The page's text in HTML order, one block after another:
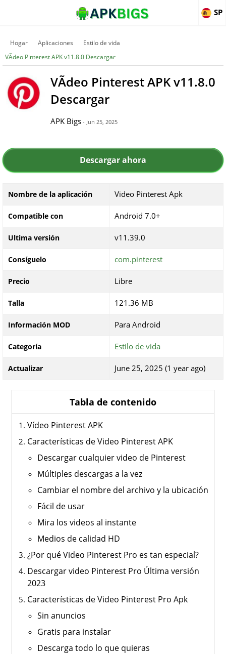
SP
Hogar Aplicaciones
Estilo de vida
VÃ­deo Pinterest APK v11.8.0 Descargar
VÃ­deo Pinterest APK v11.8.0
Descargar
APK Bigs - Jun 25, 2025
Descargar ahora
Nombre de la aplicación Video Pinterest Apk
Compatible con Android 7.0+
Ultima versión v11.39.0
Consíguelo com.pinterest
Precio Libre
Talla 121.36 MB
Información MOD Para Android
Categoría Estilo de vida
Actualizar June 25, 2025 (1 year ago)
Tabla de contenido
Vídeo Pinterest APK
Características de Video Pinterest APK
Descargar cualquier video de Pinterest
Múltiples descargas a la vez
Cambiar el nombre del archivo y la ubicación
Fácil de usar
Mira los videos al instante
Medios de calidad HD
¿Por qué Video Pinterest Pro es tan especial?
Descargar video Pinterest Pro Última versión
2023
Características de Video Pinterest Pro Apk
Sin anuncios
Gratis para instalar
Descarga todo lo que quieras